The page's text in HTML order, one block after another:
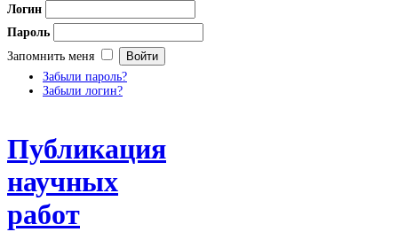
Логин
Пароль
Запомнить меня
Забыли пароль?
Забыли логин?
Публикация
научных
работ